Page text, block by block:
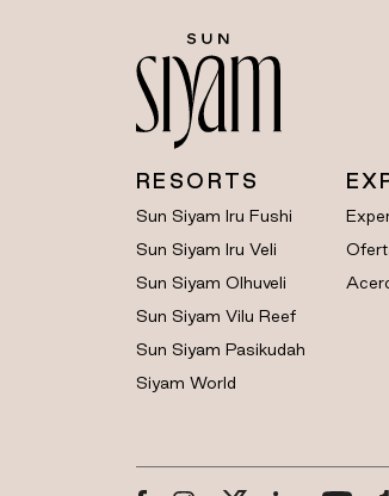
RESORTS
Sun Siyam Iru Fushi
Sun Siyam Iru Veli
Sun Siyam Olhuveli
Sun Siyam Vilu Reef
Sun Siyam Pasikudah
Siyam World